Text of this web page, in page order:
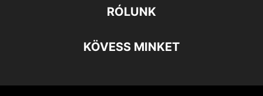
RÓLUNK
KÖVESS MINKET